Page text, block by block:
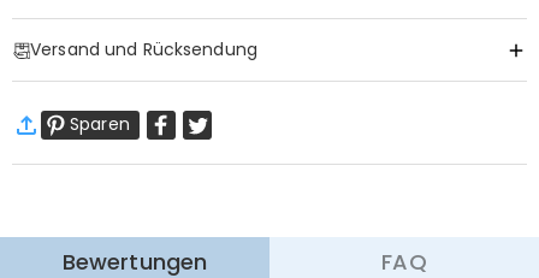
Versand und Rücksendung
Standardversand
9-18
Arbeitstage
Mehr erfahren
Sparen
Bewertungen FAQ